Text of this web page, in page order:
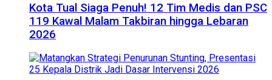
Kota Tual Siaga Penuh! 12 Tim Medis dan PSC
119 Kawal Malam Takbiran hingga Lebaran
2026